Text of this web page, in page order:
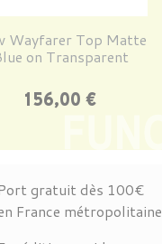
Wayfarer Top Matte
on Transparent
Prix
156,00 €
gratuit dès 100€
France métropolitaine